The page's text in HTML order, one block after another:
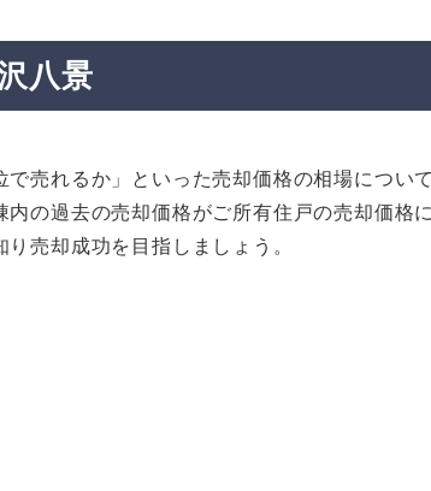
八景
売れるか」といった売却価格の相場につい
の過去の売却価格がご所有住戸の売却価格
売却成功を目指しましょう。